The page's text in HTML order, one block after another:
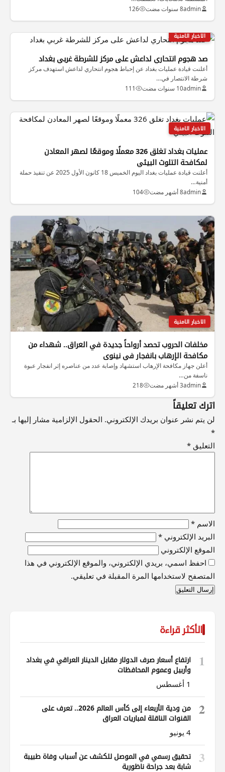
admin8 سنوات مضت 126
الاخبار الامنية
صد هجوم انتحاري لداعش على مركز للشرطة غربي بغداد
أعلنت قيادة عمليات بغداد عن إحباط هجوم انتحاري لداعش استهدف مركز
شرطة الانتصار في…
admin10 سنوات مضت 111
الاخبار الامنية
عمليات بغداد تغلق 326 معملًا وموقعًا لصهر المعادن
لمكافحة التلوث البيئي
أعلنت قيادة عمليات بغداد اليوم الخميس 18 كانون الأول 2025 عن تنفيذ حملة
أمنية…
admin8 أشهر مضت 104
الاخبار الامنية
مخلفات الحروب تحصد أرواحاً جديدة في العراق.. شهداء من
مكافحة الإرهاب بانفجار في نينوى
أعلن جهاز مكافحة الإرهاب استشهاد وإصابة عدد من عناصره إثر انفجار عبوة
ناسفة من…
admin3 أشهر مضت 218
اترك تعليقاً
لن يتم نشر عنوان بريدك الإلكتروني. الحقول الإلزامية مشار إليها بـ
*
التعليق *
الاسم *
البريد الإلكتروني *
الموقع الإلكتروني
احفظ اسمي، بريدي الإلكتروني، والموقع الإلكتروني في هذا
المتصفح لاستخدامها المرة المقبلة في تعليقي.
الأكثر قراءة
1
ارتفاع أسعار صرف الدولار مقابل الدينار العراقي في بغداد
وأربيل وعموم المحافظات
1 أغسطس
2
من ودية الأربعاء إلى كأس العالم 2026.. تعرف على
القنوات الناقلة لمباريات العراق
4 يونيو
3
تحقيق رسمي في الموصل للكشف عن أسباب وفاة طبيبة
شابة بعد جراحة ناظورية